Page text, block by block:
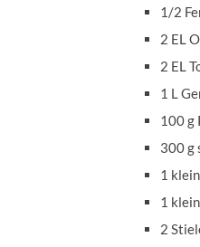
1/2
2 EL
2 EL
1 L
100 g
300 g
1
1
2